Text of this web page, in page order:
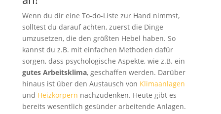
Wenn du dir eine To-do-Liste zur Hand nimmst,
solltest du darauf achten, zuerst die Dinge
umzusetzen, die den größten Hebel haben. So
kannst du z.B. mit einfachen Methoden dafür
sorgen, dass psychologische Aspekte, wie z.B. ein
gutes Arbeitsklima, geschaffen werden. Darüber
hinaus ist über den Austausch von Klimaanlagen
und Heizkörpern nachzudenken. Heute gibt es
bereits wesentlich gesünder arbeitende Anlagen.